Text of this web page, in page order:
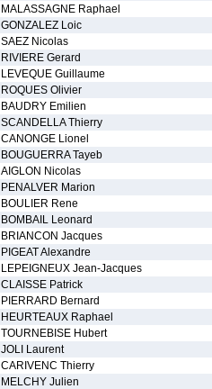
MALASSAGNE Raphael
GONZALEZ Loic
SAEZ Nicolas
RIVIERE Gerard
LEVEQUE Guillaume
ROQUES Olivier
BAUDRY Emilien
SCANDELLA Thierry
CANONGE Lionel
BOUGUERRA Tayeb
AIGLON Nicolas
PENALVER Marion
BOULIER Rene
BOMBAIL Leonard
BRIANCON Jacques
PIGEAT Alexandre
LEPEIGNEUX Jean-Jacques
CLAISSE Patrick
PIERRARD Bernard
HEURTEAUX Raphael
TOURNEBISE Hubert
JOLI Laurent
CARIVENC Thierry
MELCHY Julien